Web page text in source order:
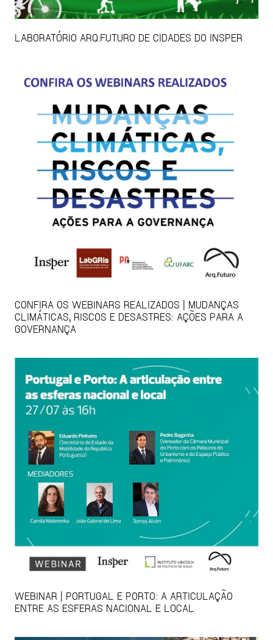
LABORATÓRIO ARQ.FUTURO DE CIDADES DO INSPER
CONFIRA OS WEBINARS REALIZADOS | MUDANÇAS
CLIMÁTICAS, RISCOS E DESASTRES: AÇÕES PARA A
GOVERNANÇA
WEBINAR | PORTUGAL E PORTO: A ARTICULAÇÃO
ENTRE AS ESFERAS NACIONAL E LOCAL